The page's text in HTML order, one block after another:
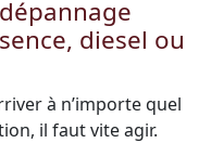
diesel ou
à n’importe quel
il faut vite agir.